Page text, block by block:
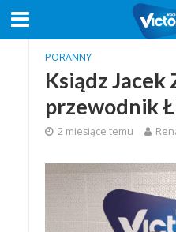
PORANNY
Ksiądz Jacek
przewodnik
2 miesiące temu